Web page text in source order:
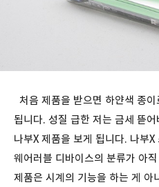
처음 제품을 받으면 하얀색 종
됩니다. 성질 급한 저는 금세 뜯
나부X 제품을 보게 됩니다. 나부
웨어러블 디바이스의 분류가 아
제품은 시계의 기능을 하는 게 아